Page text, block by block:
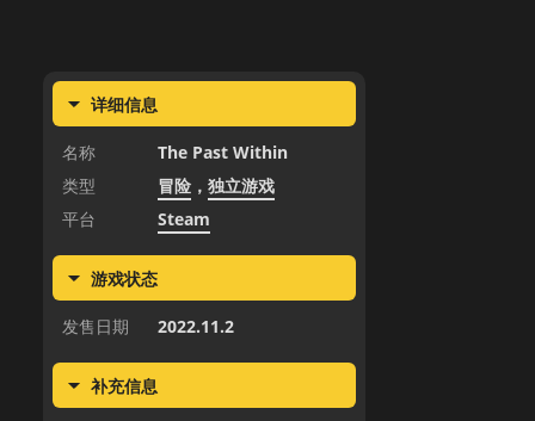
详细信息
名称
The Past Within
类型
冒险 ，独立游戏
平台
Steam
游戏状态
发售日期 2022.11.2
补充信息